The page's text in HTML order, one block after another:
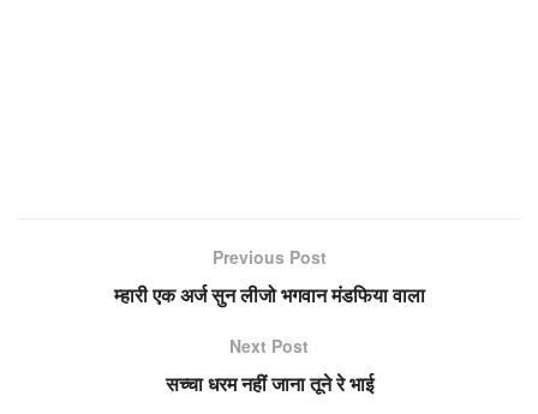
Previous Post
म्हारी एक अर्ज सुन लीजो भगवान मंडफिया वाला
Next Post
सच्चा धरम नहीं जाना तूने रे भाई